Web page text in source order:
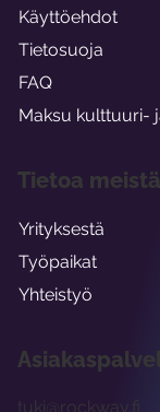
tuki@rockway.fi
Käyttöehdot
Tietosuoja
FAQ
Maksu kulttuuri-
Tietoa meistä
Yrityksestä
Työpaikat
Yhteistyö